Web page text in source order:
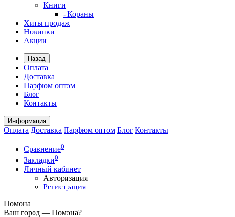
Книги
- Кораны
Хиты продаж
Новинки
Акции
Назад
Оплата
Доставка
Парфюм оптом
Блог
Контакты
Информация
Оплата Доставка Парфюм оптом Блог Контакты
Сравнение0
Закладки0
Личный кабинет
Авторизация
Регистрация
Помона
Ваш город — Помона?